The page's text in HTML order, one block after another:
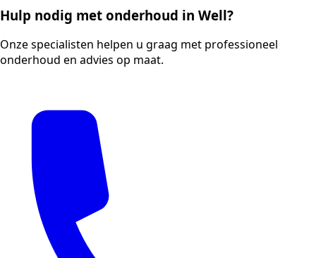
Hulp nodig met onderhoud in Well?
Onze specialisten helpen u graag met professioneel
onderhoud en advies op maat.